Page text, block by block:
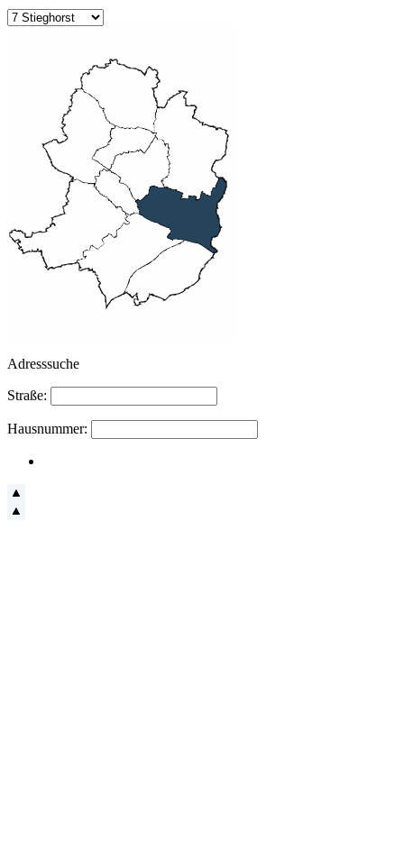
Adresssuche
Straße:
Hausnummer: